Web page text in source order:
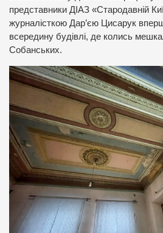
представники ДІАЗ «Стародавній
журналісткою Дар’єю Цисарук
всередину будівлі, де колись
Собанських.